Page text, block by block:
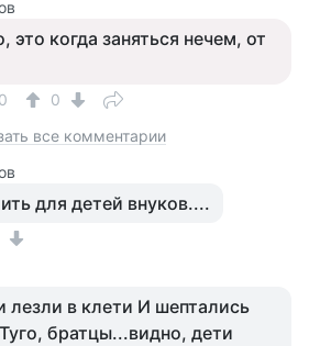
это когда заняться нечем, от
0
все комментарии
для детей внуков....
лезли в клети И шептались
братцы...видно, дети